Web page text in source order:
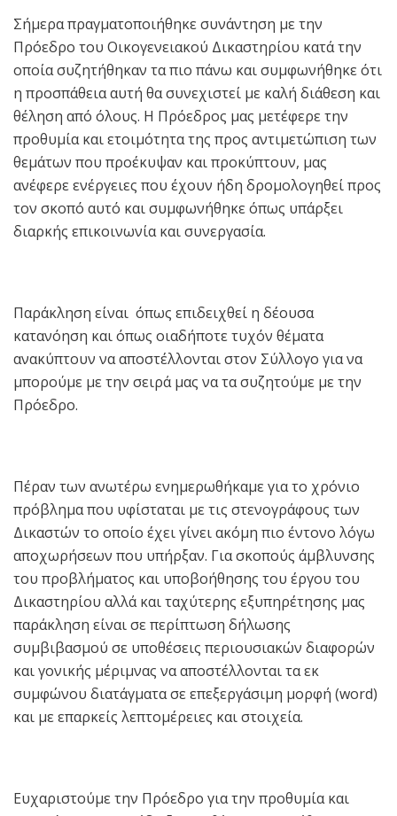
Σήμερα πραγματοποιήθηκε συνάντηση με την
Πρόεδρο του Οικογενειακού Δικαστηρίου κατά την
οποία συζητήθηκαν τα πιο πάνω και συμφωνήθηκε ότι
η προσπάθεια αυτή θα συνεχιστεί με καλή διάθεση και
θέληση από όλους. Η Πρόεδρος μας μετέφερε την
προθυμία και ετοιμότητα της προς αντιμετώπιση των
θεμάτων που προέκυψαν και προκύπτουν, μας
ανέφερε ενέργειες που έχουν ήδη δρομολογηθεί προς
τον σκοπό αυτό και συμφωνήθηκε όπως υπάρξει
διαρκής επικοινωνία και συνεργασία.
Παράκληση είναι όπως επιδειχθεί η δέουσα
κατανόηση και όπως οιαδήποτε τυχόν θέματα
ανακύπτουν να αποστέλλονται στον Σύλλογο για να
μπορούμε με την σειρά μας να τα συζητούμε με την
Πρόεδρο.
Πέραν των ανωτέρω ενημερωθήκαμε για το χρόνιο
πρόβλημα που υφίσταται με τις στενογράφους των
Δικαστών το οποίο έχει γίνει ακόμη πιο έντονο λόγω
αποχωρήσεων που υπήρξαν. Για σκοπούς άμβλυνσης
του προβλήματος και υποβοήθησης του έργου του
Δικαστηρίου αλλά και ταχύτερης εξυπηρέτησης μας
παράκληση είναι σε περίπτωση δήλωσης
συμβιβασμού σε υποθέσεις περιουσιακών διαφορών
και γονικής μέριμνας να αποστέλλονται τα εκ
συμφώνου διατάγματα σε επεξεργάσιμη μορφή (word)
και με επαρκείς λεπτομέρειες και στοιχεία.
Ευχαριστούμε την Πρόεδρο για την προθυμία και